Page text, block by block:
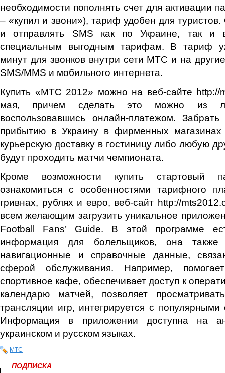
необходимости пополнять счет для активации
– «купил и звони»), тариф удобен для туристов.
и отправлять SMS как по Украине, так и
специальным выгодным тарифам. В тариф
минут для звонков внутри сети МТС и на
SMS/MMS и мобильного интернета.
Купить «МТС 2012» можно на веб-сайте http://
мая, причем сделать это можно из
воспользовавшись онлайн-платежом.
прибытию в Украину в фирменных
курьерскую доставку в гостиницу либо любую
будут проходить матчи чемпионата.
Кроме возможности купить стартовый
ознакомиться с особенностями тарифного
гривнах, рублях и евро, веб-сайт http://
всем желающим загрузить уникальное
Football Fans’ Guide. В этой программе
информация для болельщиков, она также
навигационные и справочные данные,
сферой обслуживания. Например,
спортивное кафе, обеспечивает доступ к
календарю матчей, позволяет
трансляции игр, интегрируется с
Информация в приложении доступна на
украинском и русском языках.
МТС
ПОДПИСКА